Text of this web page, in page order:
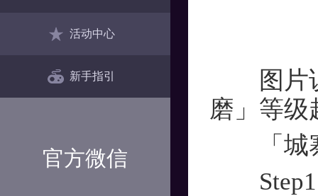
活动中心
新手指引
官方微信
图片说
磨」等级
「城寨